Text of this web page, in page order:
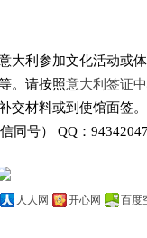
大利参加文化活动或
。请按照意大利签证
交材料或到使馆面签
同号） QQ：
人人网 开心网 百度